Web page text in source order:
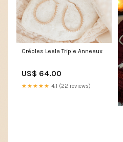
Créoles Leela Triple Anneaux
US$ 64.00
★★★★★ 4.1 (22 reviews)